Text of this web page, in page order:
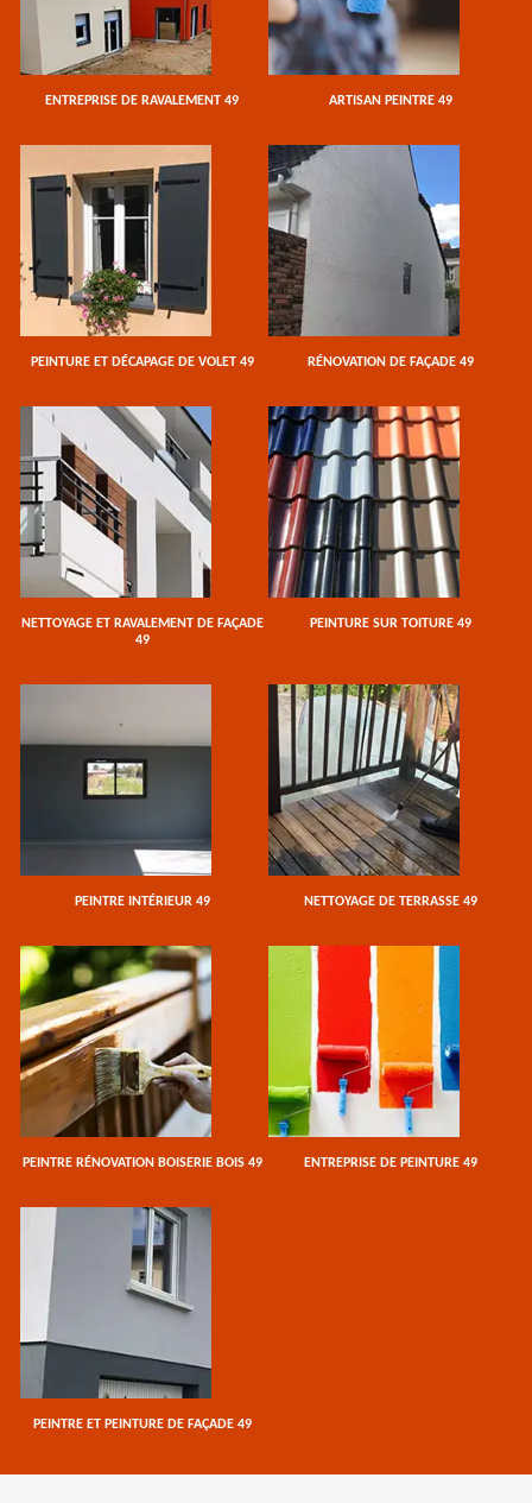
ENTREPRISE DE RAVALEMENT 49 ARTISAN PEINTRE 49
PEINTURE ET DÉCAPAGE DE VOLET 49 RÉNOVATION DE FAÇADE 49
NETTOYAGE ET RAVALEMENT DE FAÇADE
49
PEINTURE SUR TOITURE 49
PEINTRE INTÉRIEUR 49 NETTOYAGE DE TERRASSE 49
PEINTRE RÉNOVATION BOISERIE BOIS 49 ENTREPRISE DE PEINTURE 49
PEINTRE ET PEINTURE DE FAÇADE 49